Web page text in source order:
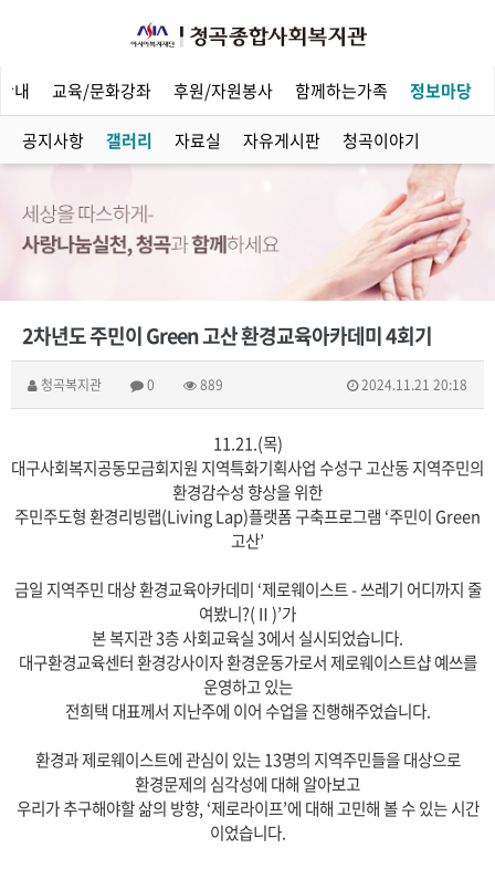
내 교육/문화강좌 후원/자원봉사 함께하는가족 정보마당
공지사항 갤러리 자료실 자유게시판 청곡이야기
2차년도 주민이 Green 고산 환경교육아카데미 4회기
청곡복지관 0 889 2024.11.21 20:18
11.21.(목)
대구사회복지공동모금회지원 지역특화기획사업 수성구 고산동 지역주민의
환경감수성 향상을 위한
주민주도형 환경리빙랩(Living Lap)플랫폼 구축프로그램 ‘주민이 Green
고산’
금일 지역주민 대상 환경교육아카데미 ‘제로웨이스트 - 쓰레기 어디까지 줄
여봤니?(Ⅱ)’가
본 복지관 3층 사회교육실 3에서 실시되었습니다.
대구환경교육센터 환경강사이자 환경운동가로서 제로웨이스트샵 예쓰를
운영하고 있는
전희택 대표께서 지난주에 이어 수업을 진행해주었습니다.
환경과 제로웨이스트에 관심이 있는 13명의 지역주민들을 대상으로
환경문제의 심각성에 대해 알아보고
우리가 추구해야할 삶의 방향, ‘제로라이프’에 대해 고민해 볼 수 있는 시간
이었습니다.